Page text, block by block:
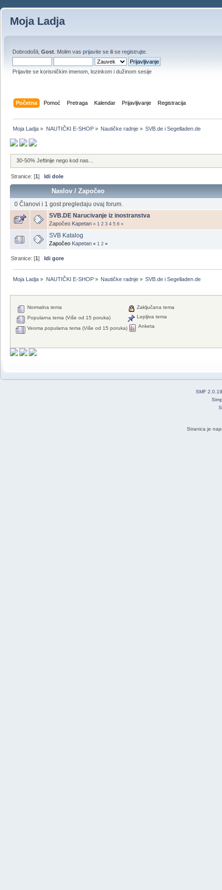
Moja Ladja
Dobrodošli, Gost . Molim vas prijavite se ili se registrujte
Prijavite se korisničkim imenom, lozinkom i dužinom sesije
Početna Pomoć Pretraga Kalendar Prijavljivanje Registracija
Moja Ladja » NAUTIČKI E-SHOP» Nautičke radnje» SVB.de i Segelladen.de
30-50% Jeftinije nego kod nas...
Stranice: [1]Idi dole
Naslov /Započeo
0 Članovi i 1 gost pregledaju ovaj forum.
SVB.DE Narucivanje iz inostranstva
Započeo Kapetan « 1 2 3 4 5 6 »
SVB Katalog
Započeo Kapetan « 1 2 »
Stranice: [1]Idi gore
Moja Ladja » NAUTIČKI E-SHOP» Nautičke radnje» SVB.de i Segelladen.de
Normalna tema
Popularna tema (Više od 15 poruka)
Veoma popularna tema (Više od 15 poruka)
Zaključana tema
Lepljiva tema
Anketa
SMF 2.0.19
Stranica je